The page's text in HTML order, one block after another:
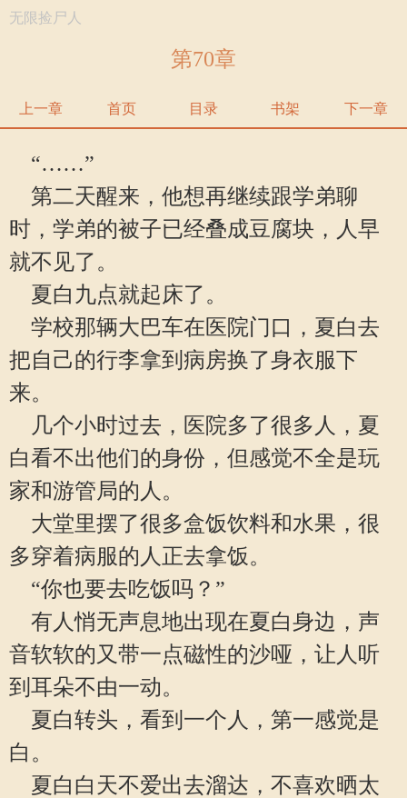
无限捡尸人
第70章
上一章 首页 目录 书架 下一章
“……”
第二天醒来，他想再继续跟学弟聊
时，学弟的被子已经叠成豆腐块，人早
就不见了。
夏白九点就起床了。
学校那辆大巴车在医院门口，夏白去
把自己的行李拿到病房换了身衣服下
来。
几个小时过去，医院多了很多人，夏
白看不出他们的身份，但感觉不全是玩
家和游管局的人。
大堂里摆了很多盒饭饮料和水果，很
多穿着病服的人正去拿饭。
“你也要去吃饭吗？”
有人悄无声息地出现在夏白身边，声
音软软的又带一点磁性的沙哑，让人听
到耳朵不由一动。
夏白转头，看到一个人，第一感觉是
白。
夏白白天不爱出去溜达，不喜欢晒太